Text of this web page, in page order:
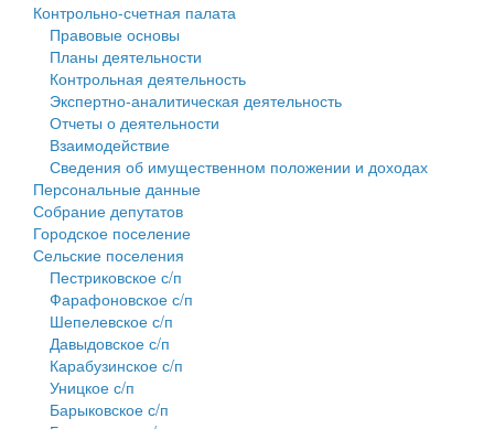
Собрание депутатов
Городское поселение
Сельские поселения
Контрольно-счетная палата
Правовые основы
Планы деятельности
Контрольная деятельность
Экспертно-аналитическая деятельность
Отчеты о деятельности
Взаимодействие
Сведения об имущественном положении и доходах
Персональные данные
Собрание депутатов
Городское поселение
Сельские поселения
Пестриковское с/п
Фарафоновское с/п
Шепелевское с/п
Давыдовское с/п
Карабузинское с/п
Уницкое с/п
Барыковское с/п